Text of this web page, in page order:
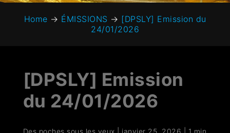
Home → ÉMISSIONS → [DPSLY] Emission du
24/01/2026
[DPSLY] Emission
du 24/01/2026